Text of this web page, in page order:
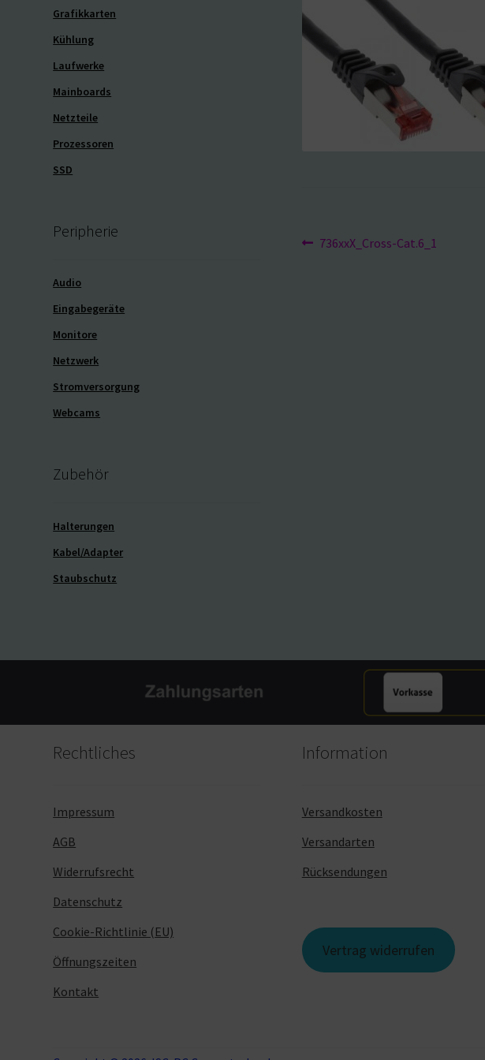
Beitragsnavigation
Vorheriger
736xxX_Cross-Cat.6_1
Grafikkarten
Kühlung
Laufwerke
Mainboards
Netzteile
Prozessoren
SSD
Peripherie
Audio
Eingabegeräte
Monitore
Netzwerk
Stromversorgung
Webcams
Zubehör
Halterungen
Kabel/Adapter
Staubschutz
Rechtliches
Impressum
AGB
Widerrufsrecht
Datenschutz
Cookie-Richtlinie (EU)
Öffnungszeiten
Kontakt
Information
Versandkosten
Versandarten
Rücksendungen
Vertrag widerrufen